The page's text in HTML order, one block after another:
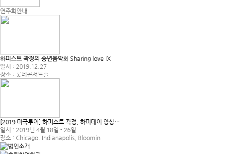
연주회안내
하피스트 곽정의 송년음악회 Sharing love IX
일시 : 2019.12.27
장소 : 롯데콘서트홀
[2019 미국투어] 하피스트 곽정, 하피데이 앙상…
일시 : 2019년 4월 18일 - 26일
장소 : Chicago, Indianapolis, Bloomin